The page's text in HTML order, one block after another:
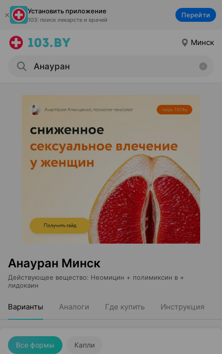
Установить приложение
103: поиск лекарств и врачей
Перейти
Минск
Анауран Минск
Действующее вещество: Неомицин + полимиксин в +
лидокаин
Варианты Аналоги Где купить Инструкция
Все формы Капли